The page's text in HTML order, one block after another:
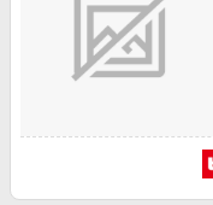
金融・マネー・保険
デジタルコンテンツ
ビジネス・その他サービス
Qoo10メガポ